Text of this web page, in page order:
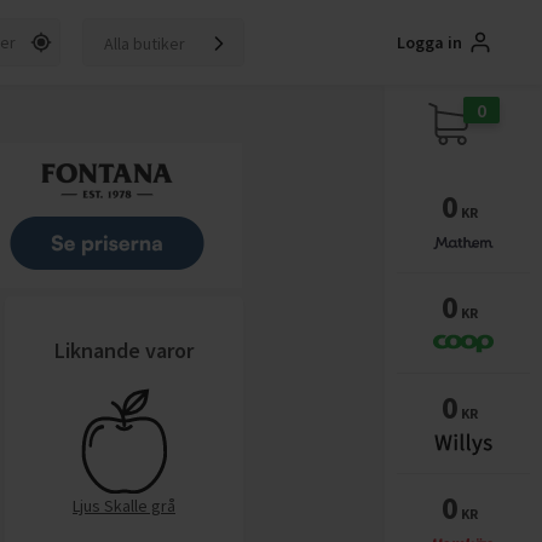
Alla butiker Logga in
Liknande varor
Ljus Skalle grå
0
0 KR
0 KR
0 KR
0 KR